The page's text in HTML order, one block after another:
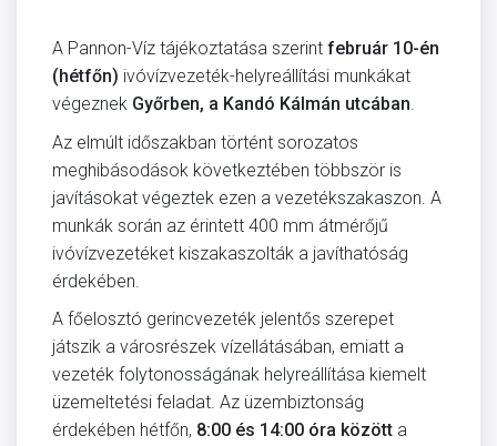
A Pannon-Víz tájékoztatása szerint február 10-én
(hétfőn) ivóvízvezeték-helyreállítási munkákat
végeznek Győrben, a Kandó Kálmán utcában.
Az elmúlt időszakban történt sorozatos
meghibásodások következtében többször is
javításokat végeztek ezen a vezetékszakaszon. A
munkák során az érintett 400 mm átmérőjű
ivóvízvezetéket kiszakaszolták a javíthatóság
érdekében.
A főelosztó gerincvezeték jelentős szerepet
játszik a városrészek vízellátásában, emiatt a
vezeték folytonosságának helyreállítása kiemelt
üzemeltetési feladat. Az üzembiztonság
érdekében hétfőn, 8:00 és 14:00 óra között a